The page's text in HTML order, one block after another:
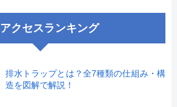
アクセスランキング
排水トラップとは？全7種類の仕組み・構
造を図解で解説！